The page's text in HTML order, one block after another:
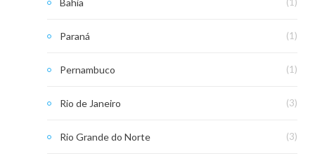
Bahia
Paraná (1)
Pernambuco (1)
Rio de Janeiro (3)
Rio Grande do Norte (3)